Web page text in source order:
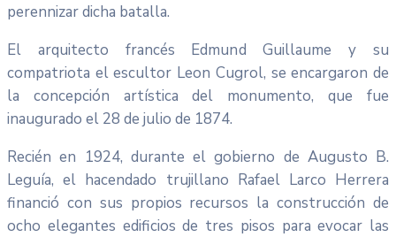
perennizar dicha batalla.
El arquitecto francés Edmund Guillaume y su
compatriota el escultor Leon Cugrol, se encargaron de
la concepción artística del monumento, que fue
inaugurado el 28 de julio de 1874.
Recién en 1924, durante el gobierno de Augusto B.
Leguía, el hacendado trujillano Rafael Larco Herrera
financió con sus propios recursos la construcción de
ocho elegantes edificios de tres pisos para evocar las